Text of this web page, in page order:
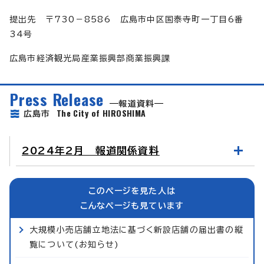
提出先 〒730－8586 広島市中区国泰寺町一丁目6番
34号
広島市経済観光局産業振興部商業振興課
Press Release
報道資料
広島市 The City of HIROSHIMA
2024年2月 報道関係資料
このページを見た人は
こんなページも見ています
大規模小売店舗立地法に基づく新設店舗の届出書の縦
覧について(お知らせ)